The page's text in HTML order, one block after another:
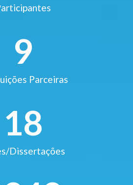
Parceiras
9
Dissertações
18